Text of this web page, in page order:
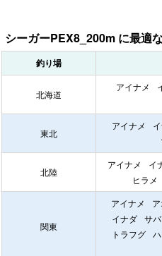
シーガーPEX8_200m に最適
釣り場
北海道
アイナメ
東北
アイナメ
北陸
アイナメ イ
ヒラメ
関東
アイナメ
イナダ
サバ
トラフグ